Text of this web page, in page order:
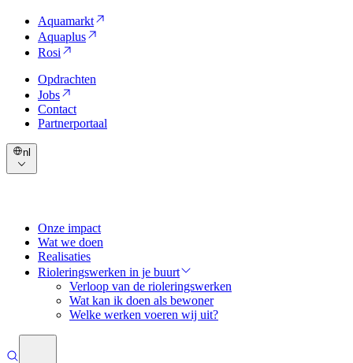
Aquamarkt
Aquaplus
Rosi
Opdrachten
Jobs
Contact
Partnerportaal
nl
Onze impact
Wat we doen
Realisaties
Rioleringswerken in je buurt
Verloop van de rioleringswerken
Wat kan ik doen als bewoner
Welke werken voeren wij uit?